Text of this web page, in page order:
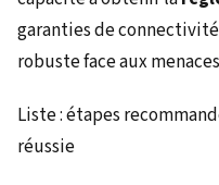
garanties de
robuste face aux
Liste : étapes
réussie